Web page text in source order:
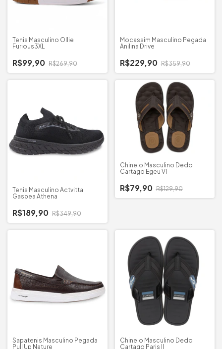
Tenis Masculino Ollie
Furious3XL
R$99,90 R$269,90
Mocassim Masculino Pegada
Anilina Drive
R$229,90 R$359,90
Tenis Masculino Actvitta
Gaspea Athena
R$189,90 R$349,90
Chinelo Masculino Dedo
Cartago Egeu VI
R$79,90 R$129,90
Sapatenis Masculino Pegada
Pull Up Nature
Chinelo Masculino Dedo
Cartago Paris II